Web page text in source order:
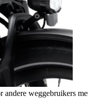
wegge­bruikers